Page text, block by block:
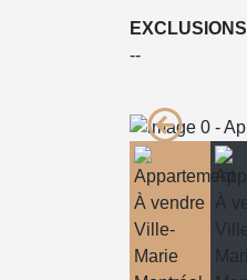
EXCLUSIONS
--